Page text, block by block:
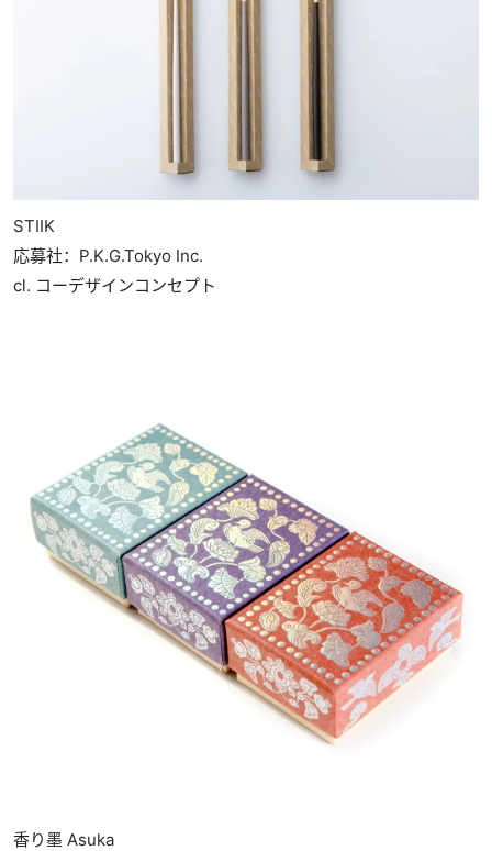
STIIK
応募社：P.K.G.Tokyo Inc.
cl. コーデザインコンセプト
香り墨 Asuka